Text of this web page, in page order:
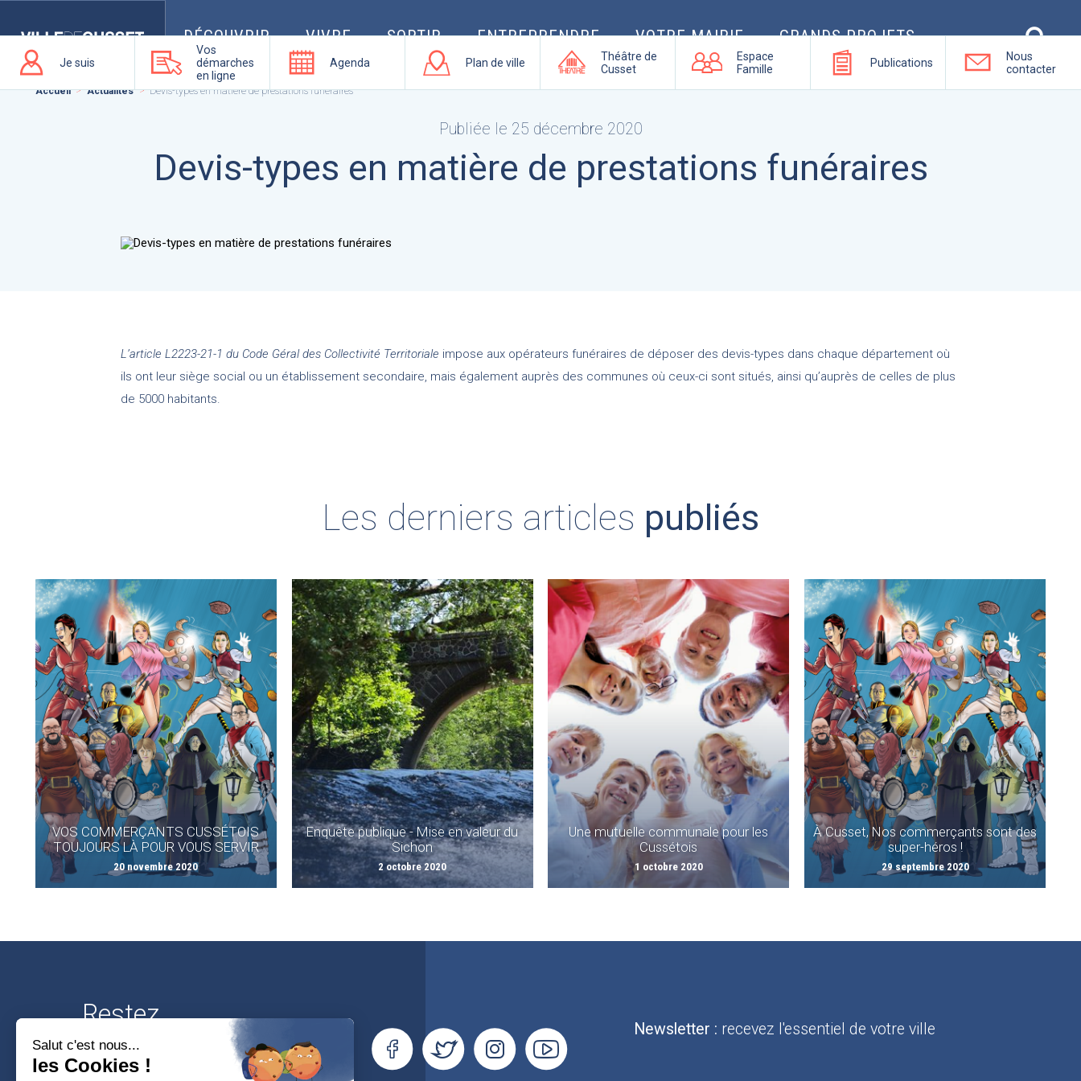
DÉCOUVRIR VIVRE SORTIR ENTREPRENDRE VOTRE MAIRIE GRANDS PROJETS
vous
Je suis
Vos
démarches
en ligne
Agenda Plan de ville
Théâtre de
Cusset
Espace
Famille
Publications
Nous
contacter
Accueil Actualités Devis-types en matière de prestations funéraires
Publiée le 25 décembre 2020
Devis-types en matière de prestations funéraires
L’articleL2223-21-1 du Code Géral des Collectivité Territoriale impose aux opérateurs funéraires de déposer des devis-types dans chaque département où
ils ont leur siège social ou un établissement secondaire, mais également auprès des communes où ceux-ci sont situés, ainsi qu’auprès de celles de plus
de 5000 habitants.
Les derniers articles publiés
VOS COMMERÇANTS CUSSÉTOIS
TOUJOURS LÀ POUR VOUS SERVIR
20 novembre 2020
Enquête publique - Mise en valeur du
Sichon
2 octobre 2020
Une mutuelle communale pour les
Cussétois
1 octobre 2020
À Cusset, Nos commerçants sont des
super-héros !
29 septembre 2020
Restez
connectés Newsletter : recevez l'essentiel de votre ville